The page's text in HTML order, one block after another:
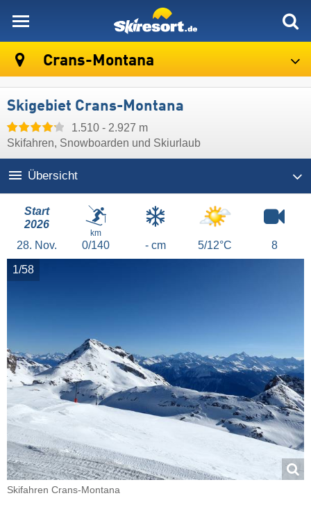
Crans-Montana
Skigebiet Crans-Montana
1.510 - 2.927 m
Skifahren, Snowboarden und Skiurlaub
Übersicht
Start
2026
28. Nov.
km
0/140 - cm 5/12°C 8
1/58
Skifahren Crans-Montana